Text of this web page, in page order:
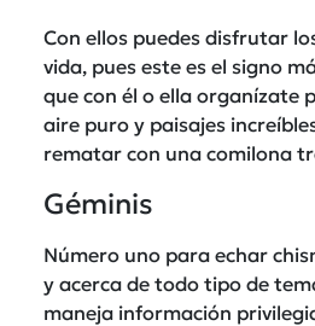
Con ellos puedes disfrutar
vida, pues este es el signo
que con él o ella organízate
aire puro y paisajes
rematar con una comilona
Géminis
Número uno para echar
y acerca de todo tipo de
maneja información